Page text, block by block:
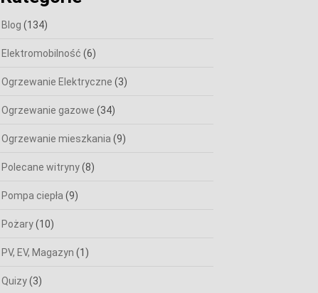
Blog (134)
Elektromobilność (6)
Ogrzewanie Elektryczne (3)
Ogrzewanie gazowe (34)
Ogrzewanie mieszkania (9)
Polecane witryny(8)
Pompa ciepła (9)
Pożary(10)
PV, EV, Magazyn (1)
Quizy(3)